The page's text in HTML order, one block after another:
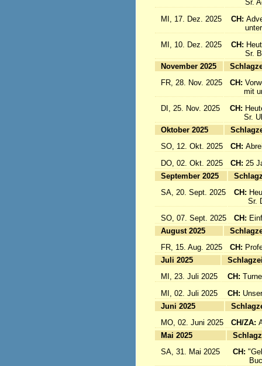
Sr.
MI, 17. Dez. 2025
CH:
unter
MI, 10. Dez. 2025
CH:
Sr.
November 2025
FR, 28. Nov. 2025
CH:
mit
DI, 25. Nov. 2025
CH:
Sr.
Oktober 2025
SO, 12. Okt. 2025
CH:
DO, 02. Okt. 2025
CH: 25
September 2025
SA, 20. Sept. 2025
CH:
Sr.
SO, 07. Sept. 2025
CH:
August 2025
FR, 15. Aug. 2025
CH:
Juli 2025
MI, 23. Juli 2025
CH:
MI, 02. Juli 2025
CH:
Juni 2025
MO, 02. Juni 2025
CH/ZA:
Mai 2025
SA, 31. Mai 2025
CH: